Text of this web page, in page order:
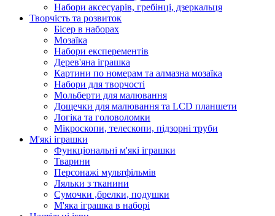
Набори аксесуарів, гребінці, дзеркальця
Творчість та розвиток
Бісер в наборах
Мозаїка
Набори експерементів
Дерев'яна іграшка
Картини по номерам та алмазна мозаїка
Набори для творчості
Мольберти для малювання
Дощечки для малювання та LCD планшети
Логіка та головоломки
Мікроскопи, телескопи, підзорні труби
М'які іграшки
Функціональні м'які іграшки
Тварини
Персонажі мультфільмів
Ляльки з тканини
Сумочки ,брелки, подушки
М'яка іграшка в наборі